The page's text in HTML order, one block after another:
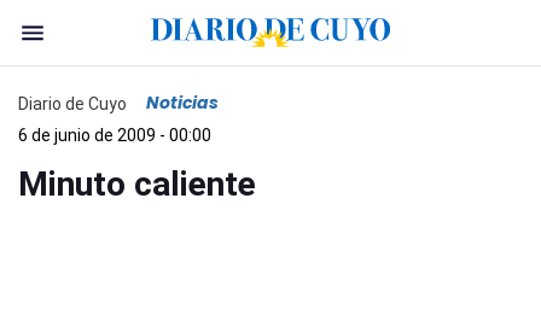
Diario de Cuyo Noticias
6 de junio de 2009 - 00:00
Minuto caliente